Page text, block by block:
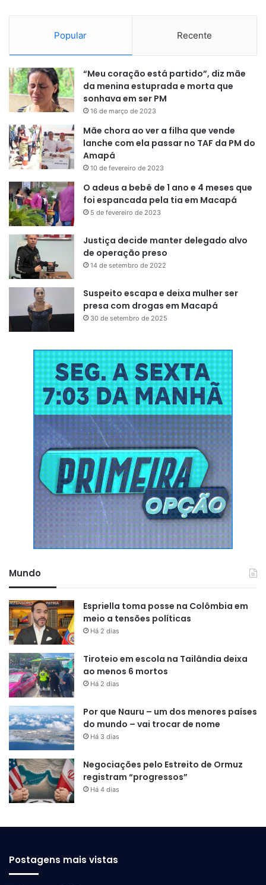
delimitam o local, a Yonge Street, que acontece o Pride
Festival de Toronto, o maior evento dessa categoria no
Caminito, Buenos Aires, Argentina
Com a vantagem de um câmbio que favorece, Buenos
Aires é um dos destinos mais badalados para quem deseja
sair do país. E uma vez que se visita a capital argentina, é
impossível não passar pelo Caminito.
bairro de La Boca cujo nome homenageia um célebre
tango composto por Juan de Dios Filiberto e Gabino Coria
Peñaloza. O icônico logradouro colorido está, ainda, bem
próximo ao La Bombonera, campo de futebol do clube
Boca Juniors, um dos times mais queridos do futebol
argentino. Vale a pena visitar e registrar!
Spiegelgracht, Amsterdã, Holanda
O Spiegelgracht é um canal no centro de Amsterdã que
também dá nome à via em suas bordas. O local está
distante apenas seis minutos de bicicleta – um dos meios
de transporte mais utilizados na cidade – da Casa de Anne
Frank e apenas oito minutos do Rijksmuseum, alguns dos
O canal foi construído no século XVI e faz parte do
conjunto de Canais de Amsterdã que foram designados
como Patrimônio Mundial da Unesco. Para quem deseja
caminhos, é possível realizar um cruzeiro pelos canais.
Culpa é das Estrelas – e se afogou nas próprias lágrimas,
claro – sabe que é um passeio lindo!)
Popular Recente
“Meu coração está partido”, diz mãe
da menina estuprada e morta que
sonhava em ser PM
16 de março de 2023
Mãe chora ao ver a filha que vende
lanche com ela passar no TAF da PM do
Amapá
10 de fevereiro de 2023
O adeus a bebê de 1 ano e 4 meses que
foi espancada pela tia em Macapá
5 de fevereiro de 2023
Justiça decide manter delegado alvo
de operação preso
14 de setembro de 2022
Suspeito escapa e deixa mulher ser
presa com drogas em Macapá
30 de setembro de 2025
Mundo
Espriella toma posse na Colômbia em
meio a tensões políticas
Há 2 dias
Tiroteio em escola na Tailândia deixa
ao menos 6 mortos
Há 2 dias
Por que Nauru – um dos menores países
do mundo – vai trocar de nome
Há 3 dias
Negociações pelo Estreito de Ormuz
registram “progressos”
Há 4 dias
Postagens mais vistas